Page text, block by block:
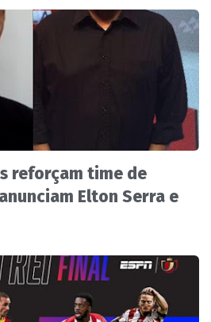
reforçam time de
Elton Serra e